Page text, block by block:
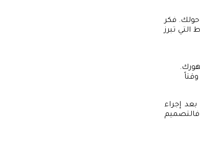
حولك. فكر
التي تبرز
إجراء
فالتصميم